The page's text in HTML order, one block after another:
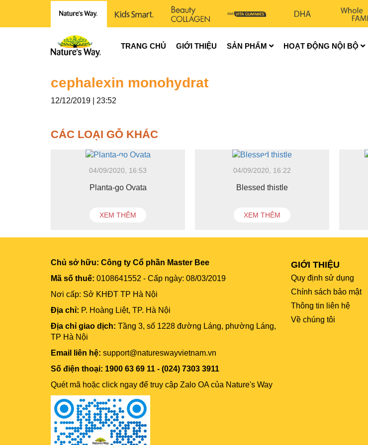
TRANG CHỦ GIỚI THIỆU SẢN PHẨM HOẠT ĐỘNG NỘI BỘ
cephalexin monohydrat
12/12/2019 | 23:52
CÁC LOẠI GỖ KHÁC
04/09/2020, 16:53
Planta-go Ovata
XEM THÊM
04/09/2020, 16:22
Blessed thistle
XEM THÊM
Chủ sở hữu: Công ty Cổ phần Master Bee
Mã số thuế: 0108641552 - Cấp ngày: 08/03/2019
Nơi cấp: Sở KHĐT TP Hà Nội
Địa chỉ: P. Hoàng Liệt, TP. Hà Nội
Địa chỉ giao dịch: Tầng 3, số 1228 đường Láng, phường Láng,
TP Hà Nội
Email liên hệ: support@natureswayvietnam.vn
Số điện thoại: 1900 63 69 11 - (024) 7303 3911
Quét mã hoặc click ngay để truy cập Zalo OA của Nature's Way
GIỚI THIỆU
Quy định sử dụng
Chính sách bảo mật
Thông tin liên hệ
Về chúng tôi